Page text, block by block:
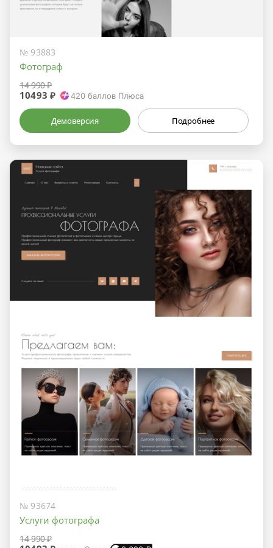
№ 93883
Фотограф
14 990 ₽
10493 ₽ 420 баллов Плюса
Демоверсия Подробнее
№ 93674
Услуги фотографа
14 990 ₽